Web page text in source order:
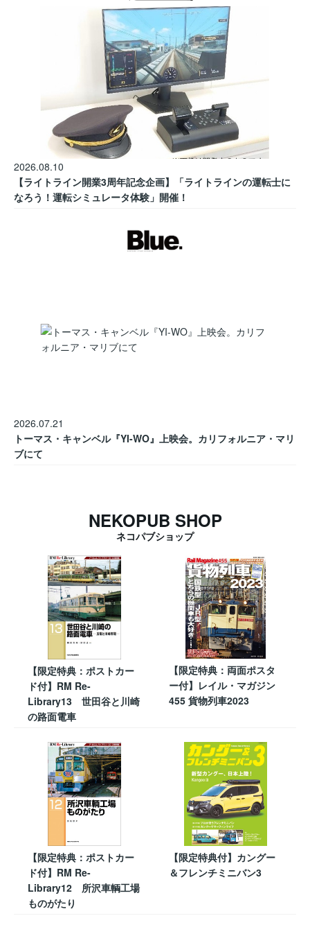
2026.08.10
【ライトライン開業3周年記念企画】「ライトラインの運転士に
なろう！運転シミュレータ体験」開催！
2026.07.21
トーマス・キャンベル『YI-WO』上映会。カリフォルニア・マリ
ブにて
NEKOPUB SHOP
ネコパブショップ
【限定特典：ポストカー
ド付】RM Re-
Library13 世田谷と川崎
の路面電車
【限定特典：両面ポスタ
ー付】レイル・マガジン
455 貨物列車2023
【限定特典：ポストカー
ド付】RM Re-
Library12 所沢車輌工場
ものがたり
【限定特典付】カングー
＆フレンチミニバン3